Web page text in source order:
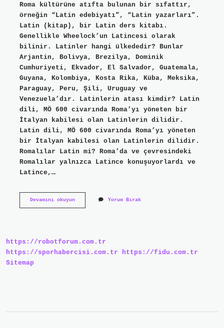
Roma kültürüne atıfta bulunan bir sıfattır,
örneğin “Latin edebiyatı”, “Latin yazarları”.
Latin (kitap), bir Latin ders kitabı.
Genellikle Wheelock’un Latincesi olarak
bilinir. Latinler hangi ülkededir? Bunlar
Arjantin, Bolivya, Brezilya, Dominik
Cumhuriyeti, Ekvador, El Salvador, Guatemala,
Guyana, Kolombiya, Kosta Rika, Küba, Meksika,
Paraguay, Peru, Şili, Uruguay ve
Venezuela’dır. Latinlerin atası kimdir? Latin
dili, MÖ 600 civarında Roma’yı yöneten bir
İtalyan kabilesi olan Latinlerin dilidir.
Latin dili, MÖ 600 civarında Roma’yı yöneten
bir İtalyan kabilesi olan Latinlerin dilidir.
Romalılar Latin mi? Roma’da ve çevresindeki
Romalılar yalnızca Latince konuşuyorlardı ve
Latince,…
Devamını okuyunLatinler
Yorum Bırak
https://robotforum.com.tr
https://sporhabercisi.com.tr
https://fidu.com.tr
Sitemap